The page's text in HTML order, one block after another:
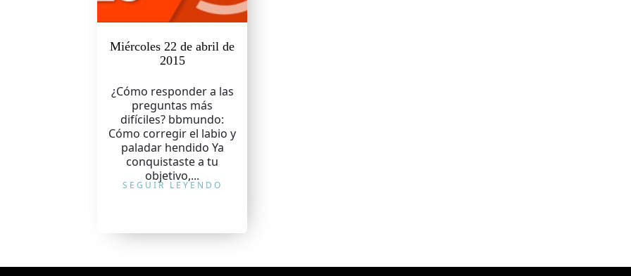
Miércoles 22 de abril de
2015
¿Cómo responder a las
preguntas más
difíciles? bbmundo:
Cómo corregir el labio y
paladar hendido Ya
conquistaste a tu
objetivo,...
SEGUIR LEYENDO